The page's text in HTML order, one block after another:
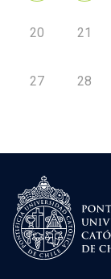
20 21
27 28